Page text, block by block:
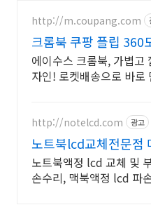
http://m.coupang.com
크롬북 쿠팡 플립 360
에이수스 크롬북, 가볍고
자인! 로켓배송으로 바로
요.
http://notelcd.com 광고
노트북lcd교체전문점
노트북액정 lcd 교체 및
손수리, 맥북액정 lcd 파손